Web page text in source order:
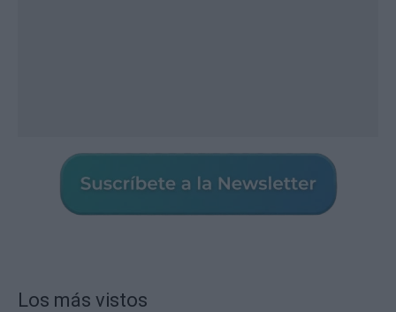
Los más vistos